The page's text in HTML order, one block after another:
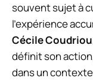
souvent sujet à
l’expérience
Cécile Coudriou
définit son
dans un